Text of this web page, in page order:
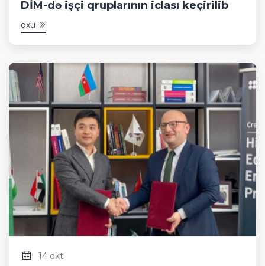
DİM-də işçi qruplarının iclası keçirilib
oxu
14 okt